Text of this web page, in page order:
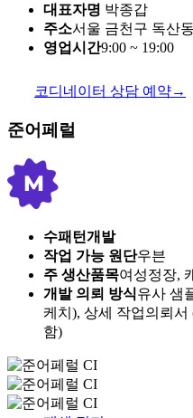
대표자명 박종갑
주소서울 금천구 독산동
영업시간9:00 ~ 19:00
코디네이터 상담 예약→
준어페럴
수패턴개발
작업 가능 원단우븐
주 생산품목여성정장,
개발 의뢰 방식유사 샘
케치), 상세 작업의뢰
함)